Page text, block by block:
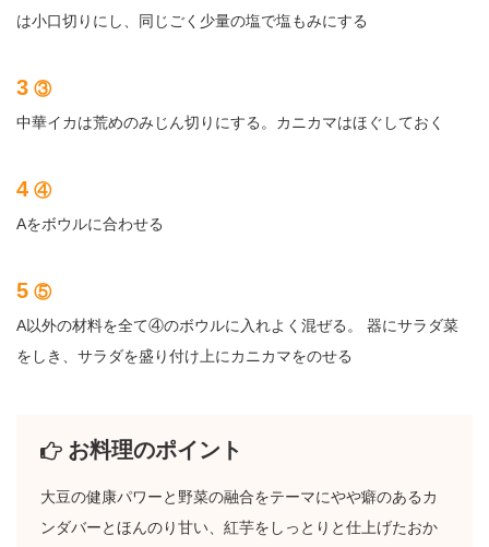
は小口切りにし、同じごく少量の塩で塩もみにする
3 ③
中華イカは荒めのみじん切りにする。カニカマはほぐしておく
4 ④
Aをボウルに合わせる
5 ⑤
A以外の材料を全て④のボウルに入れよく混ぜる。 器にサラダ菜
をしき、サラダを盛り付け上にカニカマをのせる
お料理のポイント
大豆の健康パワーと野菜の融合をテーマにやや癖のあるカ
ンダバーとほんのり甘い、紅芋をしっとりと仕上げたおか